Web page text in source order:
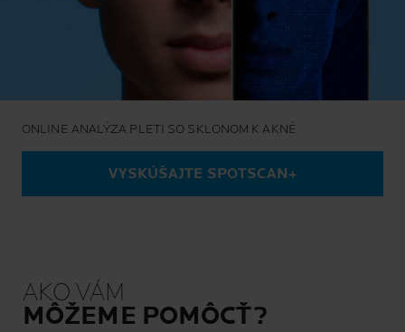
ONLINE ANALÝZA PLETI SO SKLONOM K AKNÉ
VYSKÚŠAJTE SPOTSCAN+
AKO VÁM
MÔŽEME POMÔCŤ?